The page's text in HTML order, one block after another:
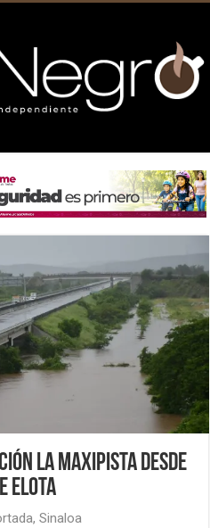
la Maxipista desde
Elota
,Sinaloa